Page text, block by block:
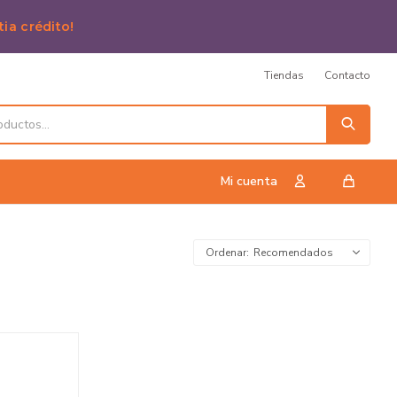
crédito!
Tiendas Contacto
Recomendados